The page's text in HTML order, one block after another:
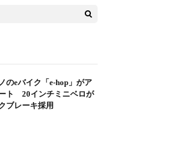
のeバイク「e-hop」がア
ト 20インチミニベロが
ブレーキ採用